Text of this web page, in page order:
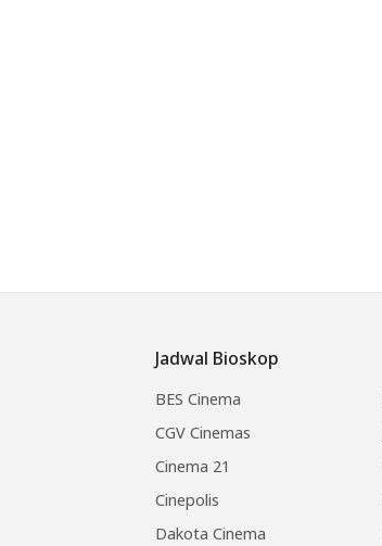
Jadwal Bioskop
BES Cinema
CGV Cinemas
Cinema 21
Cinepolis
Dakota Cinema